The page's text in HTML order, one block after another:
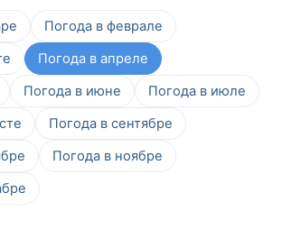
Погода в феврале
Погода в апреле
Погода в июне
Погода в июле
Погода в сентябре
Погода в ноябре